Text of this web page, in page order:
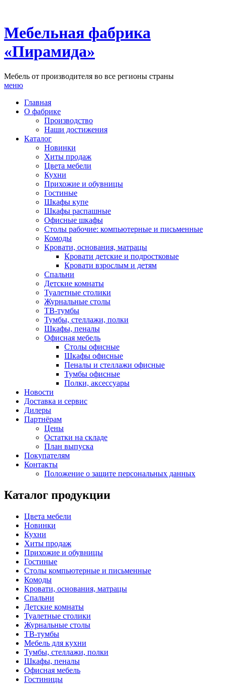
Мебельная фабрика
«Пирамида»
Мебель от производителя во все регионы страны
меню
Главная
О фабрике
Производство
Наши достижения
Каталог
Новинки
Хиты продаж
Цвета мебели
Кухни
Прихожие и обувницы
Гостиные
Шкафы купе
Шкафы распашные
Офисные шкафы
Столы рабочие: компьютерные и письменные
Комоды
Кровати, основания, матрацы
Кровати детские и подростковые
Кровати взрослым и детям
Спальни
Детские комнаты
Туалетные столики
Журнальные столы
ТВ-тумбы
Тумбы, стеллажи, полки
Шкафы, пеналы
Офисная мебель
Столы офисные
Шкафы офисные
Пеналы и стеллажи офисные
Тумбы офисные
Полки, аксессуары
Новости
Доставка и сервис
Дилеры
Партнёрам
Цены
Остатки на складе
План выпуска
Покупателям
Контакты
Положение о защите персональных данных
Каталог продукции
Цвета мебели
Новинки
Кухни
Хиты продаж
Прихожие и обувницы
Гостиные
Столы компьютерные и письменные
Комоды
Кровати, основания, матрацы
Спальни
Детские комнаты
Туалетные столики
Журнальные столы
ТВ-тумбы
Мебель для кухни
Тумбы, стеллажи, полки
Шкафы, пеналы
Офисная мебель
Гостиницы